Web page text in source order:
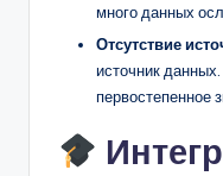
много данных
Отсутствие
источник
первостепенное